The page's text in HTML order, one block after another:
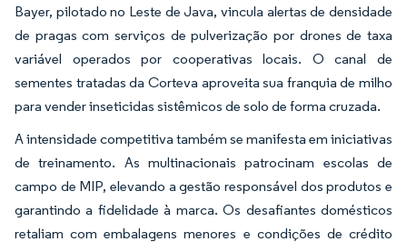
Bayer, pilotado no Leste de Java, vincula alertas de densidade
de pragas com serviços de pulverização por drones de taxa
variável operados por cooperativas locais. O canal de
sementes tratadas da Corteva aproveita sua franquia de milho
para vender inseticidas sistêmicos de solo de forma cruzada.
A intensidade competitiva também se manifesta em iniciativas
de treinamento. As multinacionais patrocinam escolas de
campo de MIP, elevando a gestão responsável dos produtos e
garantindo a fidelidade à marca. Os desafiantes domésticos
retaliam com embalagens menores e condições de crédito